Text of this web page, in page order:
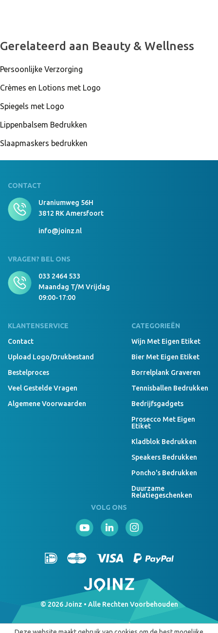
Gerelateerd aan Beauty & Wellness
Persoonlijke Verzorging
Crèmes en Lotions met Logo
Spiegels met Logo
Lippenbalsem Bedrukken
Slaapmaskers bedrukken
CONTACT
Uraniumweg 56H
3812 RK Amersfoort
info@joinz.nl
VRAGEN? BEL ONS
033 2464 533
Maandag T/m Vrijdag
09:00-17:00
KLANTENSERVICE
Contact
Upload Logo/drukbestand
Bestelproces
Veel Gestelde Vragen
Algemene Voorwaarden
CATEGORIEËN
Wijn Met Eigen Etiket
Bier Met Eigen Etiket
Borrelplank Graveren
Tennisballen Bedrukken
Bedrijfsgadgets
Prosecco Met Eigen
Etiket
Kladblok Bedrukken
Speakers Bedrukken
Poncho's Bedrukken
Duurzame
Relatiegeschenken
VOLG ONS
© 2026 Joinz • Alle Rechten Voorbehouden